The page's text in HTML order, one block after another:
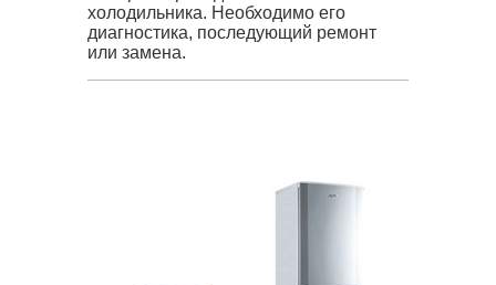
холодильника. Необходимо его
диагностика, последующий ремонт
или замена.